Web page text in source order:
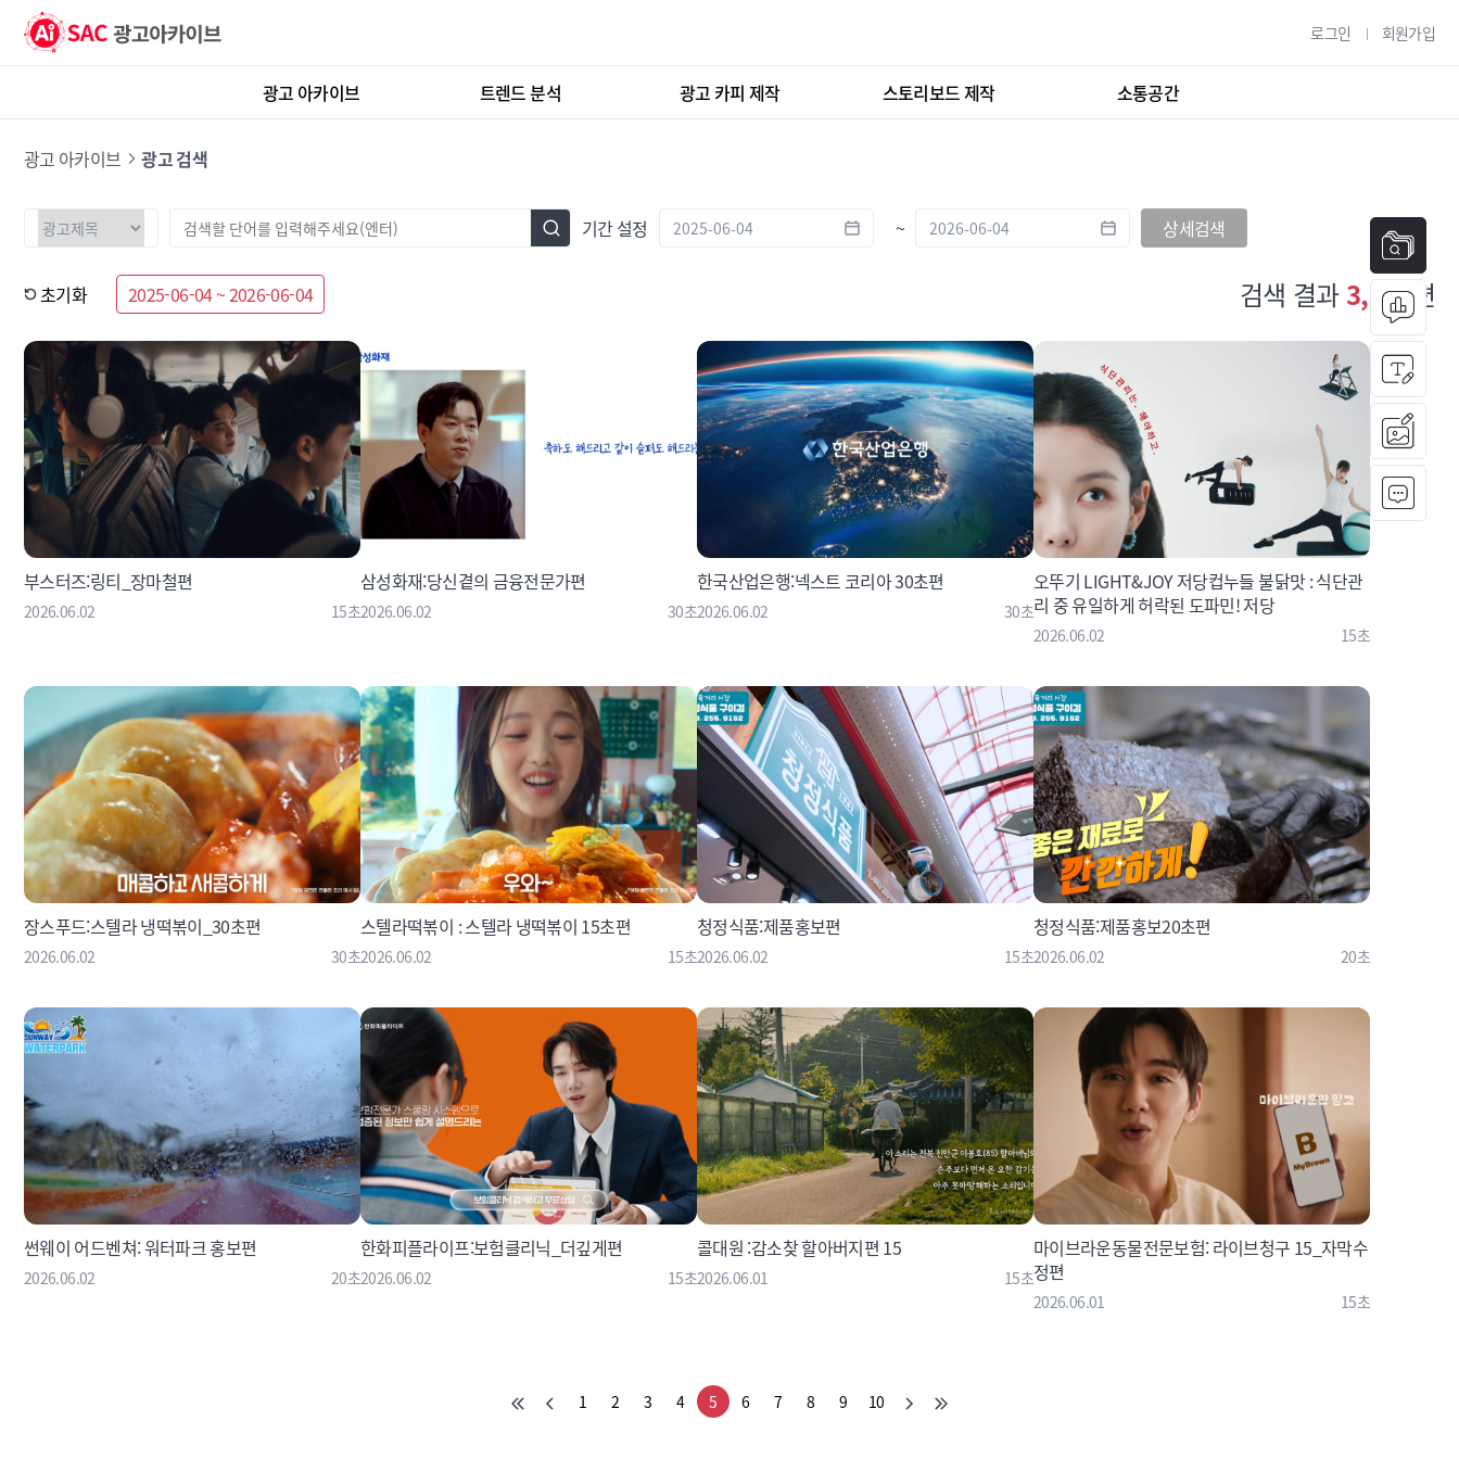
로그인 회원가입
광고 아카이브 트렌드 분석 광고 카피 제작 스토리보드 제작 소통공간
광고 아카이브 광고 검색
기간 설정 ~ 상세검색
초기화 2025-06-04 ~ 2026-06-04 검색 결과3,131편
부스터즈:링티_장마철편
2026.06.02 15초
삼성화재:당신곁의 금융전문가편
2026.06.02 30초
한국산업은행:넥스트 코리아 30초편
2026.06.02 30초
오뚜기 LIGHT&JOY 저당컵누들 불닭맛 : 식단관
리 중 유일하게 허락된 도파민! 저당
2026.06.02 15초
장스푸드:스텔라 냉떡볶이_30초편
2026.06.02 30초
스텔라떡볶이 : 스텔라 냉떡볶이 15초편
2026.06.02 15초
청정식품:제품홍보편
2026.06.02 15초
청정식품:제품홍보20초편
2026.06.02 20초
썬웨이 어드벤쳐: 워터파크 홍보편
2026.06.02 20초
한화피플라이프:보험클리닉_더깊게편
2026.06.02 15초
콜대원 :감소찾 할아버지편 15
2026.06.01 15초
마이브라운동물전문보험: 라이브청구 15_자막수
정편
2026.06.01 15초
1 2 3 4 5 6 7 8 9 10